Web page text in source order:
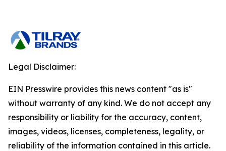
Legal Disclaimer:
EIN Presswire provides this news content "as is"
without warranty of any kind. We do not accept any
responsibility or liability for the accuracy, content,
images, videos, licenses, completeness, legality, or
reliability of the information contained in this article.